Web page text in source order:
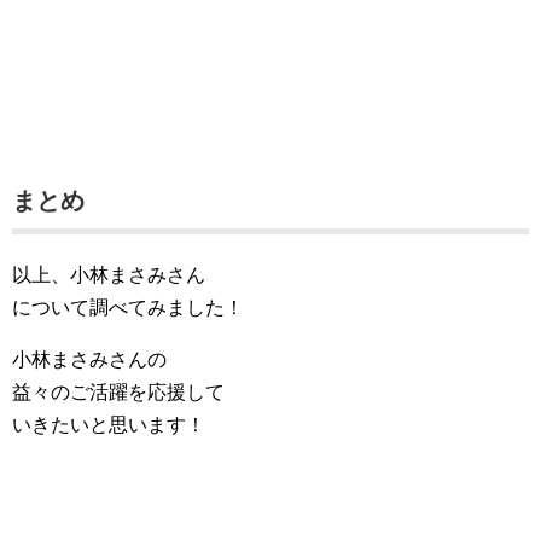
まとめ
以上、小林まさみさん
について調べてみました！
小林まさみさんの
益々のご活躍を応援して
いきたいと思います！